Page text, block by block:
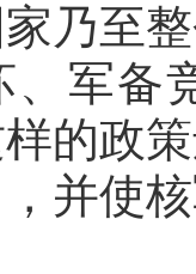
乃至
、军备
的政
并使